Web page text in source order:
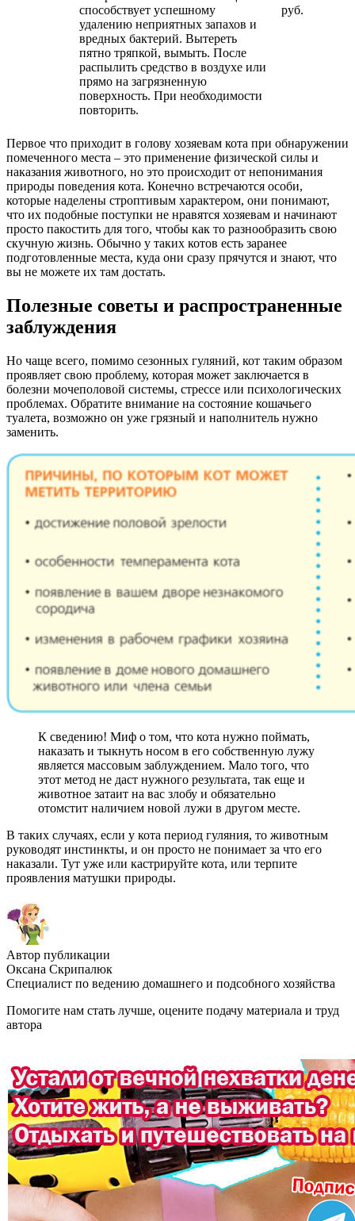
способствует успешному
удалению неприятных запахов и
вредных бактерий. Вытереть
пятно тряпкой, вымыть. После
распылить средство в воздухе или
прямо на загрязненную
поверхность. При необходимости
повторить.
руб.
Первое что приходит в голову хозяевам кота при обнаружении
помеченного места – это применение физической силы и
наказания животного, но это происходит от непонимания
природы поведения кота. Конечно встречаются особи,
которые наделены строптивым характером, они понимают,
что их подобные поступки не нравятся хозяевам и начинают
просто пакостить для того, чтобы как то разнообразить свою
скучную жизнь. Обычно у таких котов есть заранее
подготовленные места, куда они сразу прячутся и знают, что
вы не можете их там достать.
Полезные советы и распространенные
заблуждения
Но чаще всего, помимо сезонных гуляний, кот таким образом
проявляет свою проблему, которая может заключается в
болезни мочеполовой системы, стрессе или психологических
проблемах. Обратите внимание на состояние кошачьего
туалета, возможно он уже грязный и наполнитель нужно
заменить.
К сведению! Миф о том, что кота нужно поймать,
наказать и тыкнуть носом в его собственную лужу
является массовым заблуждением. Мало того, что
этот метод не даст нужного результата, так еще и
животное затаит на вас злобу и обязательно
отомстит наличием новой лужи в другом месте.
В таких случаях, если у кота период гуляния, то животным
руководят инстинкты, и он просто не понимает за что его
наказали. Тут уже или кастрируйте кота, или терпите
проявления матушки природы.
Автор публикации
Оксана Скрипалюк
Специалист по ведению домашнего и подсобного хозяйства
Помогите нам стать лучше, оцените подачу материала и труд
автора